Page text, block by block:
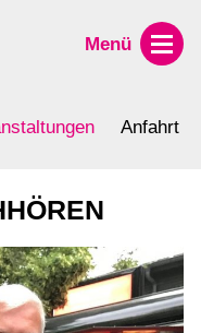
Menü
Anfahrt